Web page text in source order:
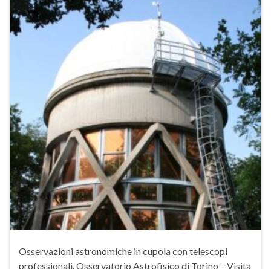
Osservazioni astronomiche in cupola con telescopi
professionali. Osservatorio Astrofisico di Torino – Visita